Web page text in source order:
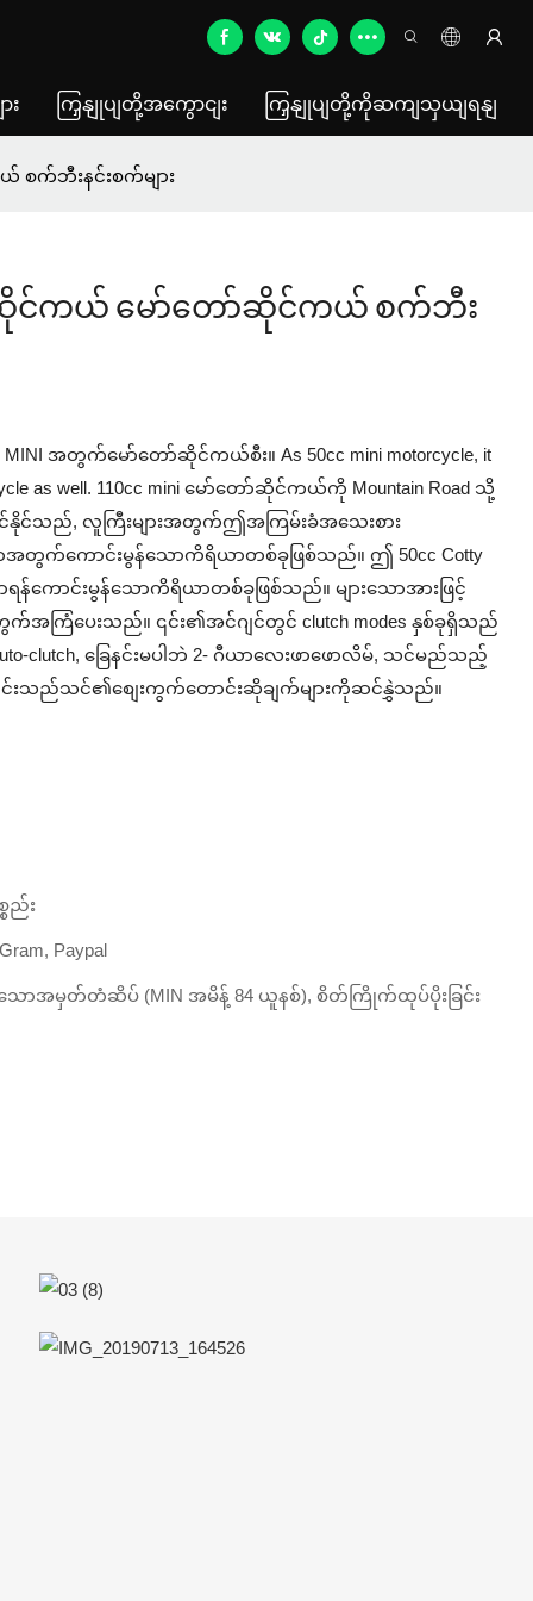
း ကြှနျုပျတို့အကွောငျး ကြှနျုပျတို့ကိုဆကျသှယျရနျ
စက်ဘီးနင်းစက်များ
တော်ဆိုင်ကယ် မော်တော်ဆိုင်ကယ် စက်ဘီး
MINI အတွက်မော်တော်ဆိုင်ကယ်စီး။ As 50cc mini motorcycle, it
as well. 110cc mini မော်တော်ဆိုင်ကယ်ကို Mountain Road သို့
နိုင်သည်, လူကြီးများအတွက်ဤအကြမ်းခံအသေးစား
ကောင်းမွန်သောကိရိယာတစ်ခုဖြစ်သည်။ ဤ 50cc Cotty
ကောင်းမွန်သောကိရိယာတစ်ခုဖြစ်သည်။ များသောအားဖြင့်
က်အကြံပေးသည်။ ၎င်း၏အင်ဂျင်တွင် clutch modes နှစ်ခုရှိသည်
clutch, ခြေနင်းမပါဘဲ 2- ဂီယာလေးဖာဖောလိမ်, သင်မည်သည့်
၎င်းသည်သင်၏စျေးကွက်တောင်းဆိုချက်များကိုဆင်နွှဲသည်။
ည်း
Paypal
ာအမှတ်တံဆိပ် (MIN အမိန့် 84 ယူနစ်), စိတ်ကြိုက်ထုပ်ပိုးခြင်း